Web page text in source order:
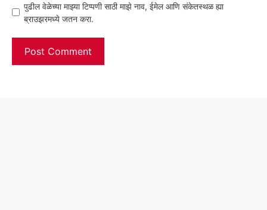
पुढील वेळेच्या माझ्या टिप्पणी साठी माझे नाव, ईमेल आणि संकेतस्थळ ह्या
ब्राउझरमध्ये जतन करा.